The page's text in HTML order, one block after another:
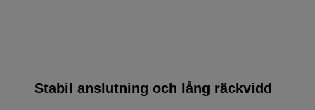
Stabil anslutning och lång räckvidd